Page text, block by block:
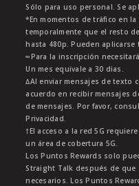
Sólo para uso personal. Se
*En momentos de tráfico en
temporalmente que el resto
hasta 480p. Pueden aplicarse
∞Para la inscripción
Un mes equivale a 30 dias.
∆Al enviar mensajes de texto
acuerdo en recibir mensajes
de mensajes. Por favor,
Privacidad.
†El acceso a la red 5G
un área de cobertura 5G.
Los Puntos Rewards solo
Straight Talk después de
necesarios. Los Puntos